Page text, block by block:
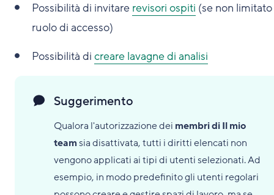
Possibilità di invitare revisori ospiti (se non
ruolo di accesso)
Possibilità di creare lavagne di analisi
Suggerimento
Qualora l'autorizzazione dei membri di Il mio
teamsia disattivata, tutti i diritti elencati non
vengono applicati ai tipi di utenti selezionati. Ad
esempio, in modo predefinito gli utenti regolari